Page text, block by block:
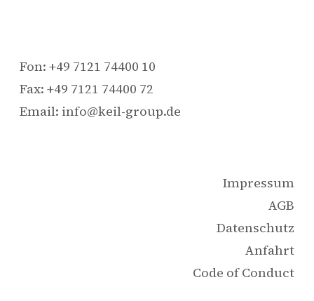
Fon: +49 7121 74400 10
Fax: +49 7121 74400 72
Email: info@keil-group.de
Impressum
AGB
Datenschutz
Anfahrt
Code of Conduct